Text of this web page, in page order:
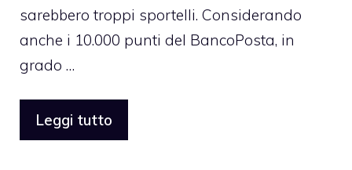
sarebbero troppi sportelli. Considerando
anche i 10.000 punti del BancoPosta, in
grado …
Leggi tutto